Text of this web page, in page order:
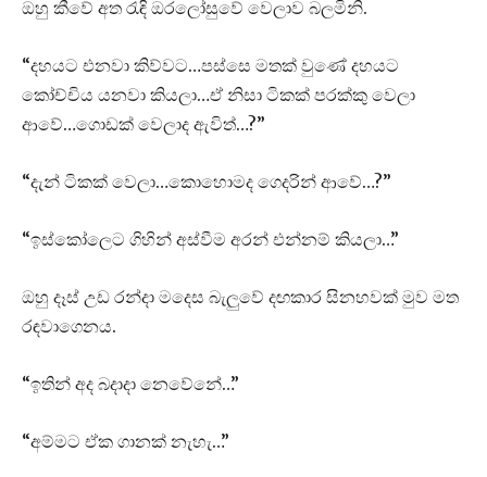
ඔහු කීවේ අත රැඳි ඔරලෝසුවේ වෙලාව බලමිනි.
“දහයට එනවා කිව්වට…පස්සෙ මතක් වුණේ දහයට
කෝච්චිය යනවා කියලා…ඒ නිසා ටිකක් පරක්කු වෙලා
ආවේ…ගොඩක් වෙලාද ඇවිත්…?”
“දැන් ටිකක් වෙලා…කොහොමද ගෙදරින් ආවේ…?”
“ඉස්කෝලෙට ගිහින් අස්වීම අරන් එන්නම් කියලා…”
ඔහු දෑස් උඩ රන්දා මදෙස බැලුවේ දඟකාර සිනහවක් මුව මත
රඳවාගෙනය.
“ඉතින් අද බදාදා නෙවේනේ…”
“අම්මට ඒක ගානක් නැහැ…”